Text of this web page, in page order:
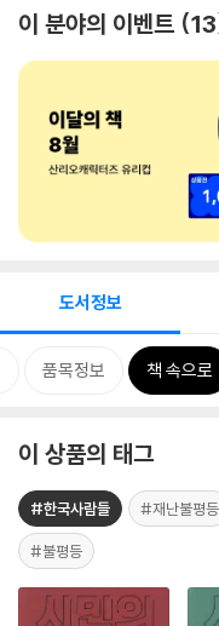
이 분야의 이벤트 13
도서정보
품목정보 책 속으로
이 상품의 태그
#한국사람들 #재난불평등
#불평등